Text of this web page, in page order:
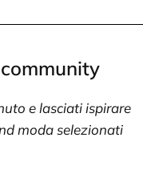
e lasciati ispirare
moda selezionati